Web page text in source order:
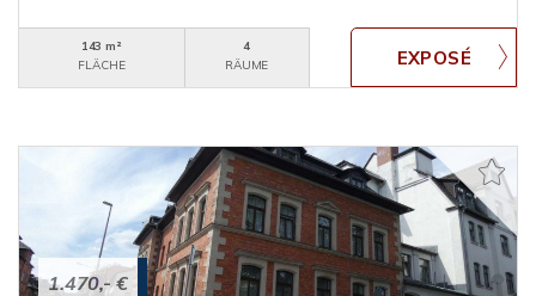
143 m²
FLÄCHE
4
RÄUME
1.470,- €